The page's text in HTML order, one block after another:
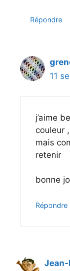
Répondre
11
j’aime
couleur
mais
retenir
bonne
Répondre